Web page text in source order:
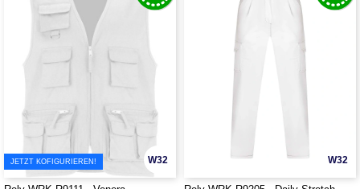
W32
JETZT KOFIGURIEREN! W32